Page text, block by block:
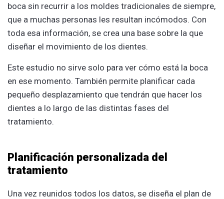
boca sin recurrir a los moldes tradicionales de siempre,
que a muchas personas les resultan incómodos. Con
toda esa información, se crea una base sobre la que
diseñar el movimiento de los dientes.
Este estudio no sirve solo para ver cómo está la boca
en ese momento. También permite planificar cada
pequeño desplazamiento que tendrán que hacer los
dientes a lo largo de las distintas fases del
tratamiento.
Planificación personalizada del
tratamiento
Una vez reunidos todos los datos, se diseña el plan de